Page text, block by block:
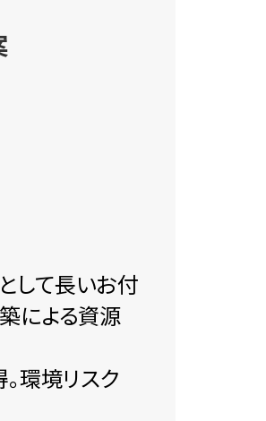
して長いお付
による資源
環境リスク